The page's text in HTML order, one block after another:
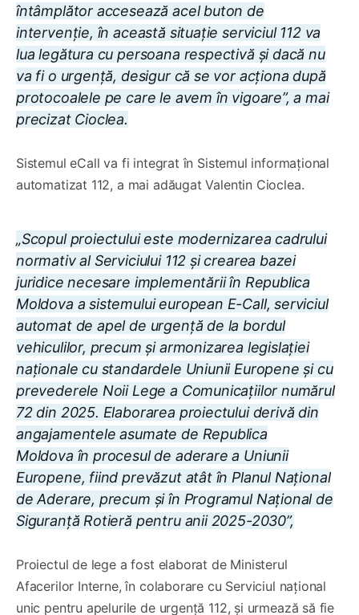
întâmplător accesează acel buton de
intervenție, în această situație serviciul 112 va
lua legătura cu persoana respectivă și dacă nu
va fi o urgență, desigur că se vor acționa după
protocoalele pe care le avem în vigoare”, a mai
precizat Cioclea.
Sistemul eCall va fi integrat în Sistemul informațional
automatizat 112, a mai adăugat Valentin Cioclea.
„Scopul proiectului este modernizarea cadrului
normativ al Serviciului 112 și crearea bazei
juridice necesare implementării în Republica
Moldova a sistemului european E-Call, serviciul
automat de apel de urgență de la bordul
vehiculilor, precum și armonizarea legislației
naționale cu standardele Uniunii Europene și cu
prevederele Noii Lege a Comunicațiilor numărul
72 din 2025. Elaborarea proiectului derivă din
angajamentele asumate de Republica
Moldova în procesul de aderare a Uniunii
Europene, fiind prevăzut atât în Planul Național
de Aderare, precum și în Programul Național de
Siguranță Rotieră pentru anii 2025-2030”,
Proiectul de lege a fost elaborat de Ministerul
Afacerilor Interne, în colaborare cu Serviciul național
unic pentru apelurile de urgență 112, și urmează să fie